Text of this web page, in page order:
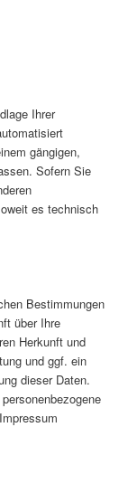
Ihrer
gängigen,
Sofern Sie
es technisch
Bestimmungen
über Ihre
Herkunft und
und ggf. ein
dieser Daten.